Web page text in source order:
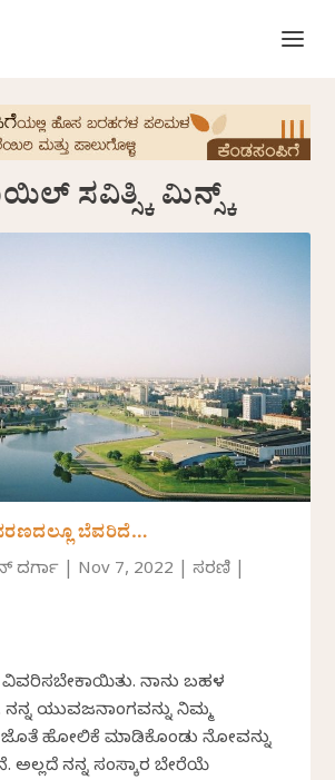
ಸವಿತ್ಸ್ಕಿ ಮಿನ್ಸ್ಕ್‌
ಬೆವರಿದೆ…
ದರ್ಗಾ Nov 7, 2022 |ಸರಣಿ
ನಾನು ಬಹಳ
ನನ್ನ ಯುವಜನಾಂಗವನ್ನು ನಿಮ್ಮ
ಹೋಲಿಕೆ ಮಾಡಿಕೊಂಡು ನೋವನ್ನು
ಅಲ್ಲದೆ ನನ್ನ ಸಂಸ್ಕಾರ ಬೇರೆಯೆ